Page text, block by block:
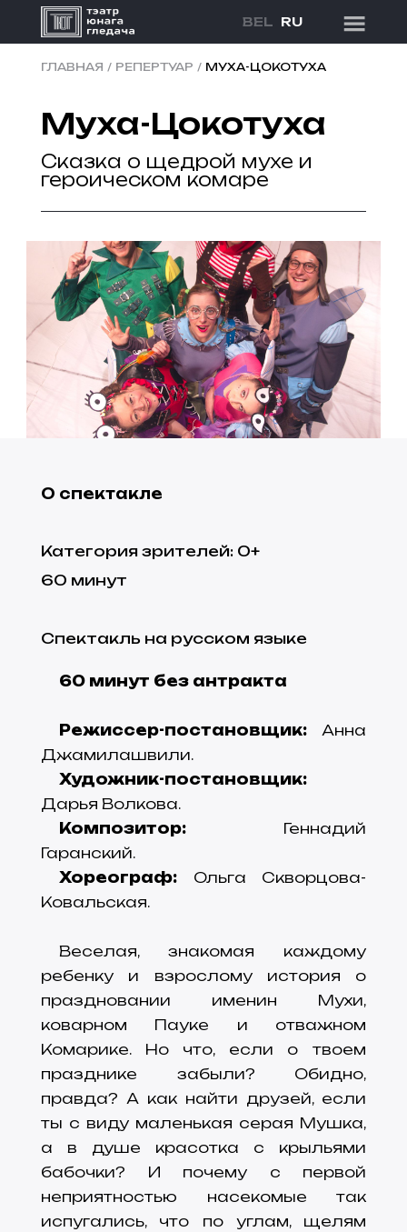
BEL RU
ГЛАВНАЯ / РЕПЕРТУАР / МУХА-ЦОКОТУХА
Муха-Цокотуха
Сказка о щедрой мухе и
героическом комаре
О спектакле
Категория зрителей: 0+
60 минут
Спектакль на русском языке
60 минут без антракта
Режиссер-постановщик: Анна
Джамилашвили.
Художник-постановщик:
Дарья Волкова.
Композитор: Геннадий
Гаранский.
Хореограф: Ольга Скворцова-
Ковальская.
Веселая, знакомая каждому
ребенку и взрослому история о
праздновании именин Мухи,
коварном Пауке и отважном
Комарике. Но что, если о твоем
празднике забыли? Обидно,
правда? А как найти друзей, если
ты с виду маленькая серая Мушка,
а в душе красотка с крыльями
бабочки? И почему с первой
неприятностью насекомые так
испугались, что по углам, щелям